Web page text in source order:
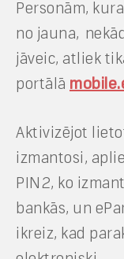
Personām,
no jauna,
jāveic, atliek
portālā
Aktivizējot
izmantosi,
PIN2, ko
bankās, un
ikreiz, kad